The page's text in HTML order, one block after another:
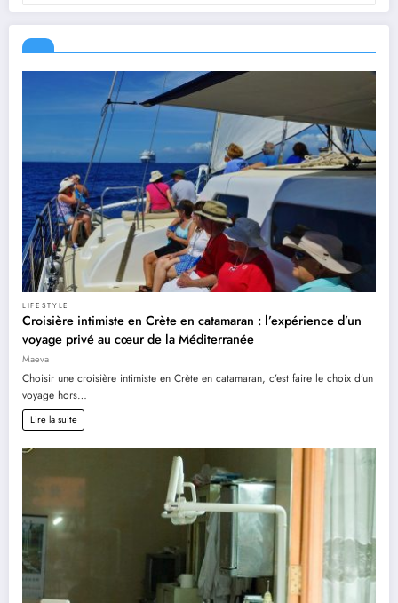
LIFESTYLE
Croisière intimiste en Crète en catamaran : l’expérience d’un
voyage privé au cœur de la Méditerranée
Maeva
Choisir une croisière intimiste en Crète en catamaran, c’est faire le choix d’un
voyage hors…
Lire la suite